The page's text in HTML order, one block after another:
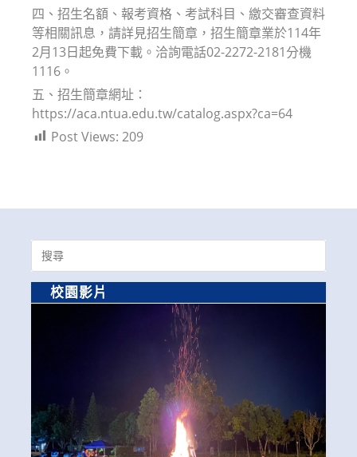
四、招生名額、報考資格、考試科目、繳交審查資料
等相關訊息，請詳見招生簡章，招生簡章業於114年
2月13日起免費下載。洽詢電話02-2272-2181分機
1116。
五、招生簡章網址：
https://aca.ntua.edu.tw/catalog.aspx?ca=64
Post Views: 209
Search
for:
校園影片